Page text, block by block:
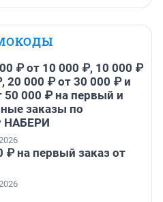
₽ от 10 000 ₽, 10 000 ₽
20 000 ₽ от 30 000 ₽ и
50 000 ₽ на первый и
заказы по
НАБЕРИ
₽ на первый заказ от